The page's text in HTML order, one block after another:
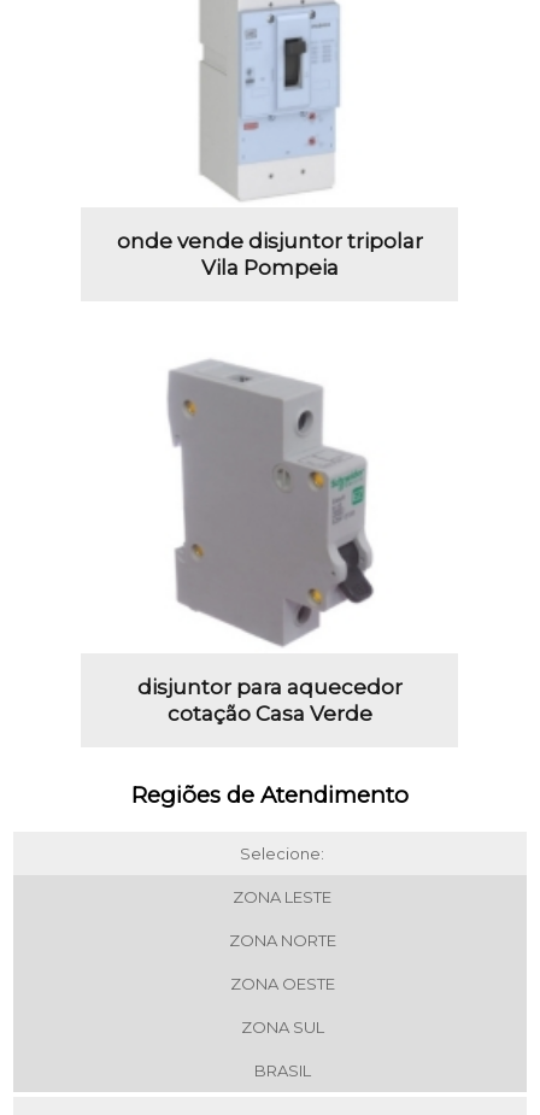
onde vende disjuntor tripolar
Vila Pompeia
disjuntor para aquecedor
cotação Casa Verde
Regiões de Atendimento
Selecione:
ZONA LESTE
ZONA NORTE
ZONA OESTE
ZONA SUL
BRASIL